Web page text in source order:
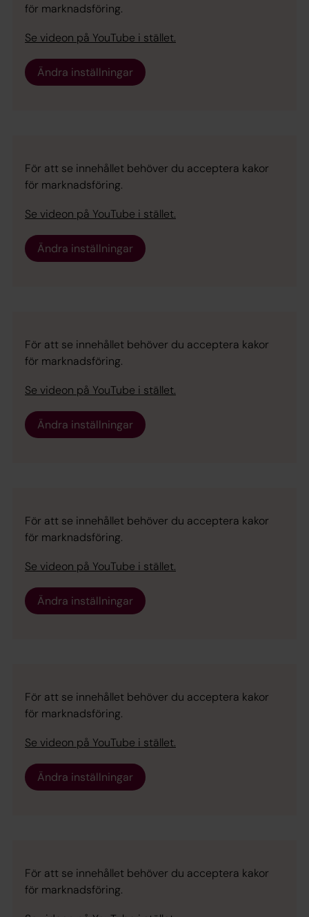
för marknadsföring.
Se videon på YouTube i stället.
Ändra inställningar
För att se innehållet behöver du acceptera kakor
för marknadsföring.
Se videon på YouTube i stället.
Ändra inställningar
För att se innehållet behöver du acceptera kakor
för marknadsföring.
Se videon på YouTube i stället.
Ändra inställningar
För att se innehållet behöver du acceptera kakor
för marknadsföring.
Se videon på YouTube i stället.
Ändra inställningar
För att se innehållet behöver du acceptera kakor
för marknadsföring.
Se videon på YouTube i stället.
Ändra inställningar
För att se innehållet behöver du acceptera kakor
för marknadsföring.